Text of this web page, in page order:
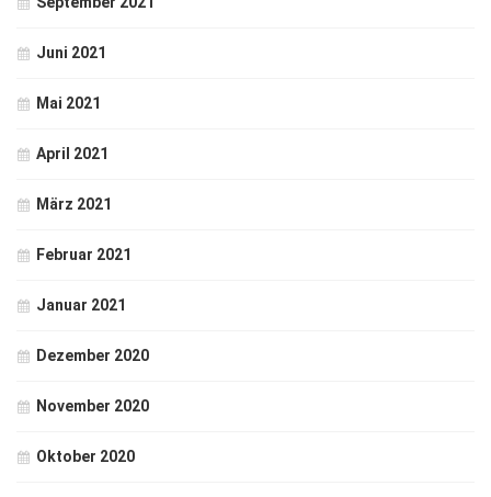
Juni 2021
Mai 2021
April 2021
März 2021
Februar 2021
Januar 2021
Dezember 2020
November 2020
Oktober 2020